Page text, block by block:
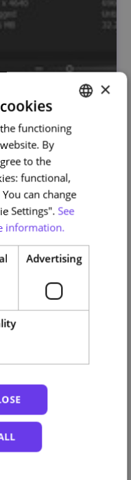
PORTUGUESE
ENGLISH
×
functioning
By
to the
functional,
can change
Settings". See
information.
Advertising